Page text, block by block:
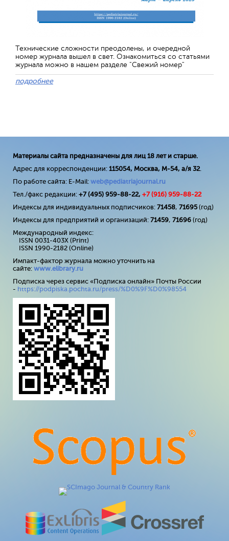
Технические сложности преодолены, и очередной
номер журнала вышел в свет. Ознакомиться со статьями
журнала можно в нашем разделе "Свежий номер"
подробнее
Материалы сайта предназначены для лиц 18 лет и старше.
Адрес для корреспонденции: 115054, Москва, М-54, а/я 32.
По работе сайта: E-Mail: web@pediatriajournal.ru
Тел./факс редакции: +7 (495) 959-88-22, +7 (916) 959-88-22
Индексы для индивидуальных подписчиков: 71458, 71695(год)
Индексы для предприятий и организаций: 71459, 71696 (год)
Международный индекс:
ISSN 0031-403X (Print)
ISSN 1990-2182 (Online)
Импакт-фактор журнала можно уточнить на
сайте: www.elibrary.ru
Подписка через сервис «Подписка онлайн» Почты России
- https://podpiska.pochta.ru/press/%D0%9F%D0%98554